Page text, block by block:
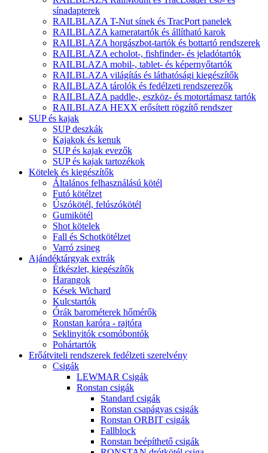
sínadapterek
RAILBLAZA T-Nut sínek és TracPort panelek
RAILBLAZA kameratartók és állítható karok
RAILBLAZA horgászbot-tartók és bottartó rendszerek
RAILBLAZA echolot-, fishfinder- és jeladótartók
RAILBLAZA mobil-, tablet- és képernyőtartók
RAILBLAZA világítás és láthatósági kiegészítők
RAILBLAZA tárolók és fedélzeti rendszerezők
RAILBLAZA paddle-, eszköz- és motortámasz tartók
RAILBLAZA HEXX erősített rögzítő rendszer
SUP és kajak
SUP deszkák
Kajakok és kenuk
SUP és kajak evezők
SUP és kajak tartozékok
Kötelek és kiegészítők
Általános felhasználású kötél
Futó kötélzet
Úszókötél, felúszókötél
Gumikötél
Shot kötelek
Fall és Schotkötélzet
Varró zsineg
Ajándéktárgyak extrák
Étkészlet, kiegészítők
Harangok
Kések Wichard
Kulcstartók
Órák barométerek hőmérők
Ronstan karóra - rajtóra
Seklinyitók csomóbontók
Pohártartók
Erőátviteli rendszerek fedélzeti szerelvény
Csigák
LEWMAR Csigák
Ronstan csigák
Standard csigák
Ronstan csapágyas csigák
Ronstan ORBIT csigák
Fallblock
Ronstan beépíthető csigák